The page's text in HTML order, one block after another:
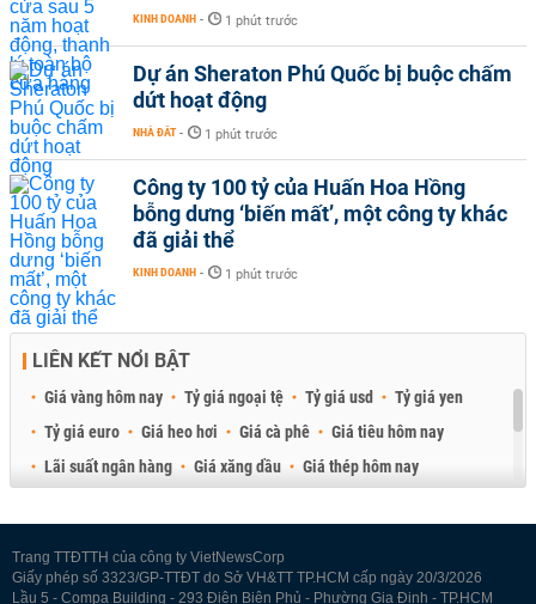
KINH DOANH - 1 phút trước
Dự án Sheraton Phú Quốc bị buộc chấm
dứt hoạt động
NHÀ ĐẤT - 1 phút trước
Công ty 100 tỷ của Huấn Hoa Hồng
bỗng dưng ‘biến mất’, một công ty khác
đã giải thể
KINH DOANH - 1 phút trước
LIÊN KẾT NỔI BẬT
Giá vàng hôm nay Tỷ giá ngoại tệ Tỷ giá usd
Tỷ giá yen
Tỷ giá euro
Giá heo hơi Giá cà phê
Giá tiêu hôm nay
Lãi suất ngân hàng
Giá xăng dầu
Giá thép hôm nay
Trang TTĐTTH của công ty VietNewsCorp
Giấy phép số 3323/GP-TTĐT do Sở VH&TT TP.HCM cấp ngày 20/3/2026
Lầu 5 - Compa Building - 293 Điện Biên Phủ - Phường Gia Định - TP.HCM